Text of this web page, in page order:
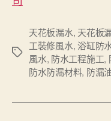
Tags
天花板漏水, 天花板
工裝修風水, 浴缸防
風水, 防水工程施工,
防水防漏材料, 防漏